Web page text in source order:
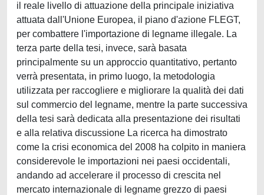
il reale livello di attuazione della principale iniziativa
attuata dall'Unione Europea, il piano d'azione FLEGT,
per combattere l'importazione di legname illegale. La
terza parte della tesi, invece, sarà basata
principalmente su un approccio quantitativo, pertanto
verrà presentata, in primo luogo, la metodologia
utilizzata per raccogliere e migliorare la qualità dei dati
sul commercio del legname, mentre la parte successiva
della tesi sarà dedicata alla presentazione dei risultati
e alla relativa discussione La ricerca ha dimostrato
come la crisi economica del 2008 ha colpito in maniera
considerevole le importazioni nei paesi occidentali,
andando ad accelerare il processo di crescita nel
mercato internazionale di legname grezzo di paesi